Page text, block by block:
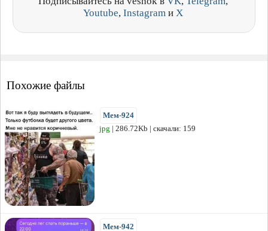
Youtube, Instagram и X
Похожие файлы
Мем-924
jpg | 286.72Kb | скачали: 159
Мем-942